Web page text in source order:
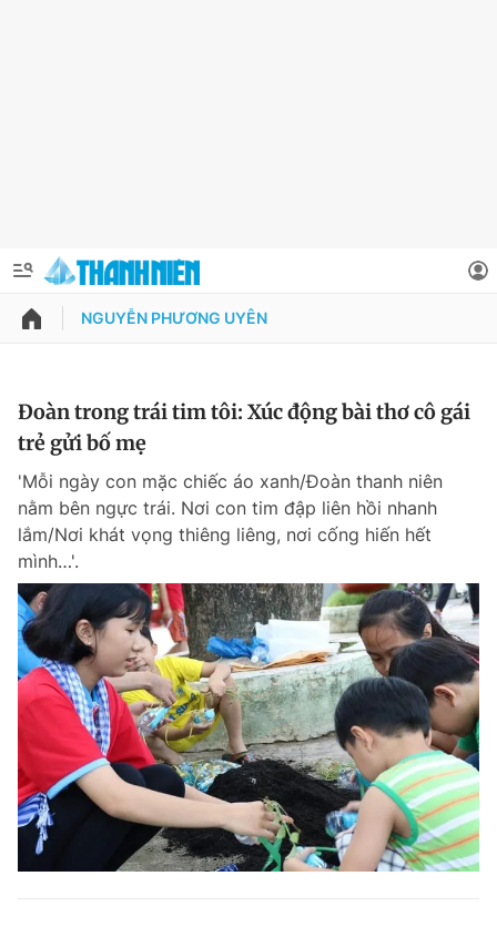
QUẢNG CÁO
Chuyên mục khác
Chào ngày mới
Tin thị trường Tin 360
Video Magazine
Sản phẩm khác
Tiện ích Bạn cần biết
Thông tin tài khoản
Đổi mật khẩu
Tin đã lưu
Tin đã xem
Đăng xuất
NGUYỄN PHƯƠNG UYÊN
Đoàn trong trái tim tôi: Xúc động bài thơ cô gái
trẻ gửi bố mẹ
'Mỗi ngày con mặc chiếc áo xanh/Đoàn thanh niên
nằm bên ngực trái. Nơi con tim đập liên hồi nhanh
lắm/Nơi khát vọng thiêng liêng, nơi cống hiến hết
mình…'.